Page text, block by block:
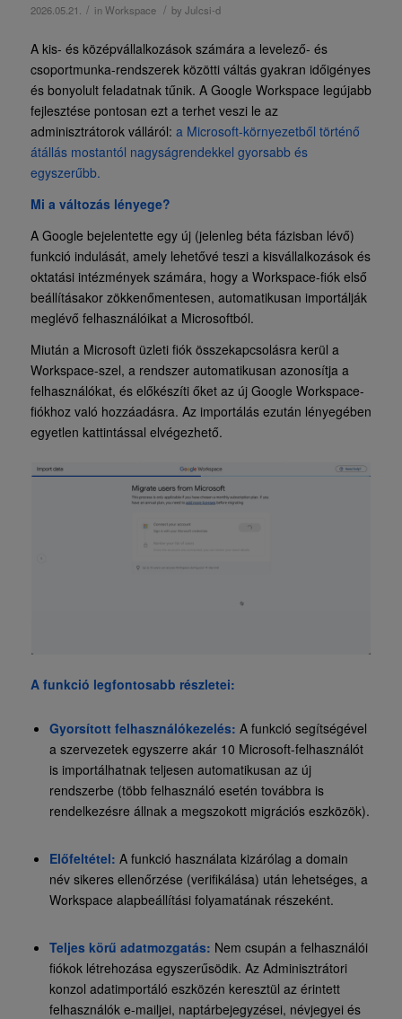
2026.05.21. / inWorkspace / by Julcsi-d
A kis- és középvállalkozások számára a levelező- és
csoportmunka-rendszerek közötti váltás gyakran időigényes
és bonyolult feladatnak tűnik. A Google Workspace legújabb
fejlesztése pontosan ezt a terhet veszi le az
adminisztrátorok válláról: a Microsoft-környezetből történő
átállás mostantól nagyságrendekkel gyorsabb és
egyszerűbb.
Mi a változás lényege?
A Google bejelentette egy új (jelenleg béta fázisban lévő)
funkció indulását, amely lehetővé teszi a kisvállalkozások és
oktatási intézmények számára, hogy a Workspace-fiók első
beállításakor zökkenőmentesen, automatikusan importálják
meglévő felhasználóikat a Microsoftból.
Miután a Microsoft üzleti fiók összekapcsolásra kerül a
Workspace-szel, a rendszer automatikusan azonosítja a
felhasználókat, és előkészíti őket az új Google Workspace-
fiókhoz való hozzáadásra. Az importálás ezután lényegében
egyetlen kattintással elvégezhető.
A funkció legfontosabb részletei:
Gyorsított felhasználókezelés: A funkció segítségével
a szervezetek egyszerre akár 10 Microsoft-felhasználót
is importálhatnak teljesen automatikusan az új
rendszerbe (több felhasználó esetén továbbra is
rendelkezésre állnak a megszokott migrációs eszközök).
Előfeltétel: A funkció használata kizárólag a domain
név sikeres ellenőrzése (verifikálása) után lehetséges, a
Workspace alapbeállítási folyamatának részeként.
Teljes körű adatmozgatás: Nem csupán a felhasználói
fiókok létrehozása egyszerűsödik. Az Adminisztrátori
konzol adatimportáló eszközén keresztül az érintett
felhasználók e-mailjei, naptárbejegyzései, névjegyei és